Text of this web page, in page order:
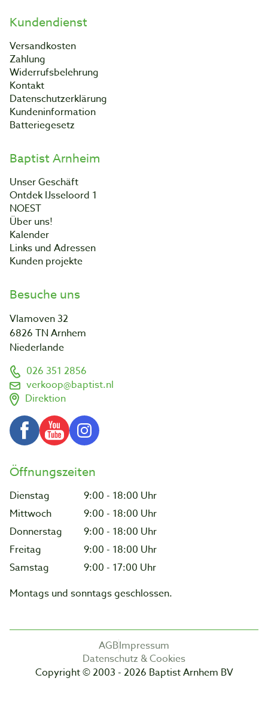
Kundendienst
Versandkosten
Zahlung
Widerrufsbelehrung
Kontakt
Datenschutzerklärung
Kundeninformation
Batteriegesetz
Baptist Arnheim
Unser Geschäft
Ontdek IJsseloord 1
NOEST
Über uns!
Kalender
Links und Adressen
Kunden projekte
Besuche uns
Vlamoven 32
6826 TN Arnhem
Niederlande
026 351 2856
verkoop@baptist.nl
Direktion
Öffnungszeiten
Dienstag
9:00 - 18:00 Uhr
Mittwoch
9:00 - 18:00 Uhr
Donnerstag
9:00 - 18:00 Uhr
Freitag
9:00 - 18:00 Uhr
Samstag
9:00 - 17:00 Uhr
Montags und sonntags geschlossen.
AGBImpressum
Datenschutz & Cookies
Copyright © 2003 - 2026 Baptist Arnhem BV